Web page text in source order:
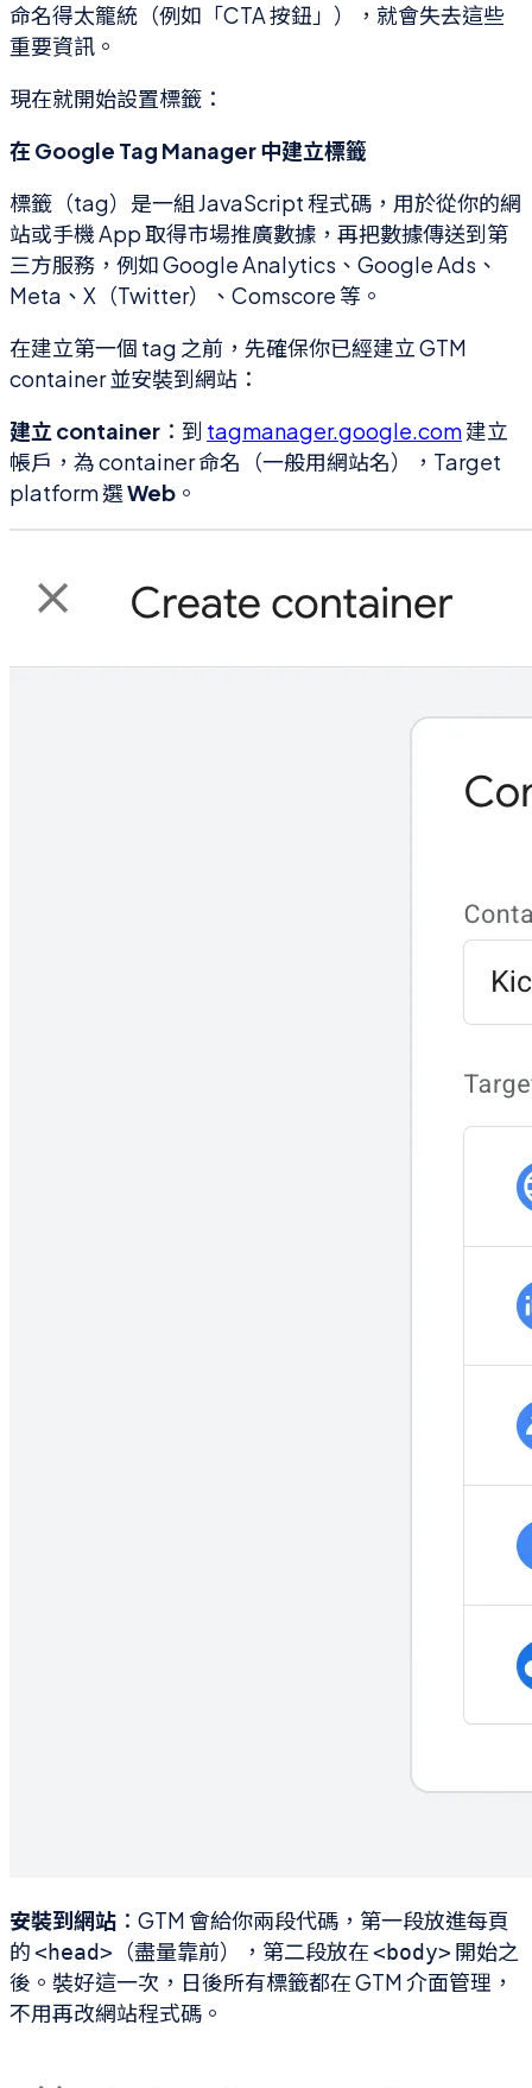
命名得太籠統（例如「CTA 按鈕」），就會失去這些
重要資訊。
現在就開始設置標籤：
在 Google Tag Manager 中建立標籤
標籤（tag）是一組 JavaScript 程式碼，用於從你的網
站或手機 App 取得市場推廣數據，再把數據傳送到第
三方服務，例如 Google Analytics、Google Ads、
Meta、X（Twitter）、Comscore 等。
在建立第一個 tag 之前，先確保你已經建立 GTM
container 並安裝到網站：
建立 container ：到 tagmanager.google.com建立
帳戶，為 container 命名（一般用網站名），Target
platform 選Web 。
安裝到網站 ：GTM 會給你兩段代碼，第一段放進每頁
的<head> （盡量靠前），第二段放在<body> 開始之
後。裝好這一次，日後所有標籤都在 GTM 介面管理，
不用再改網站程式碼。